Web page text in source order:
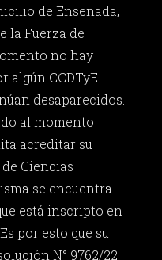
de Ensenada,
la Fuerza de
no hay
algún CCDTyE.
desaparecidos.
al momento
acreditar su
Ciencias
se encuentra
está inscripto en
por esto que su
N° 9762/22